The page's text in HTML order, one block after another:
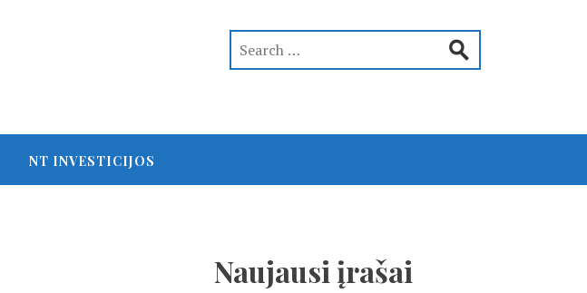
NT INVESTICIJOS
Naujausi įrašai